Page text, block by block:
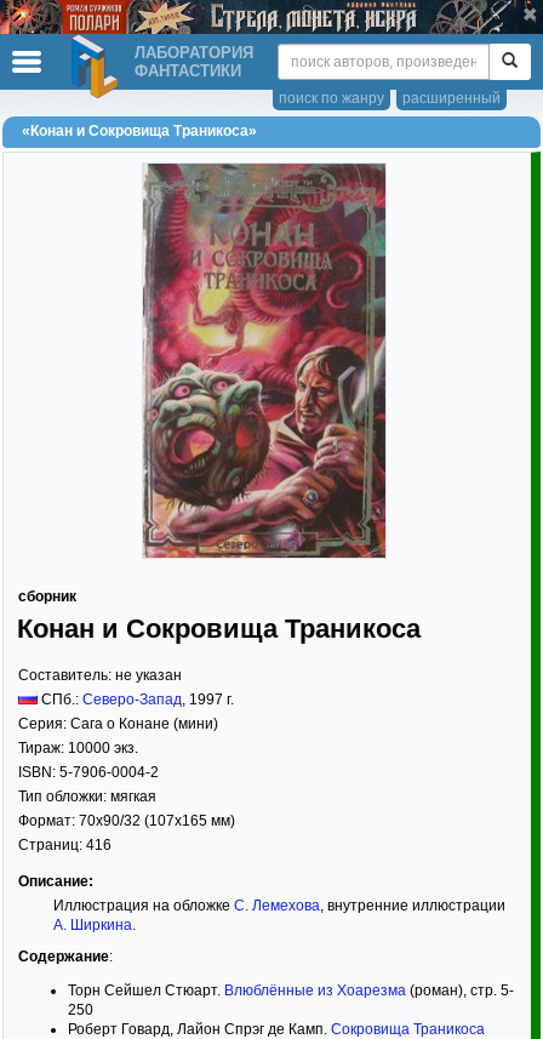
ЛАБОРАТОРИЯ
ФАНТАСТИКИ
расширенный
поиск по жанру
«Конан и Сокровища Траникоса»
сборник
Конан и Сокровища Траникоса
Составитель: не указан
СПб.: Северо-Запад, 1997 г.
Серия: Сага о Конане (мини)
Тираж: 10000 экз.
ISBN: 5-7906-0004-2
Тип обложки: мягкая
Формат: 70x90/32 (107x165 мм)
Страниц: 416
Описание:
Иллюстрация на обложке С. Лемехова, внутренние иллюстрации
А. Ширкина.
Содержание:
Торн Сейшел Стюарт. Влюблённые из Хоарезма (роман), стр. 5-
250
Роберт Говард, Лайон Спрэг де Камп. Сокровища Траникоса